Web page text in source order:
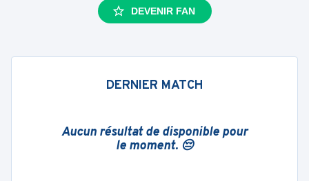
DEVENIR FAN
DERNIER MATCH
Aucun résultat de disponible pour
le moment. 😔